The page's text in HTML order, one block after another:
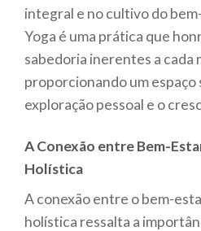
integral e no cultivo do
Yoga é uma prática que
sabedoria inerentes a cada
proporcionando um espaço
exploração pessoal e o
A Conexão entre Bem-
Holística
A conexão entre o bem-
holística ressalta a